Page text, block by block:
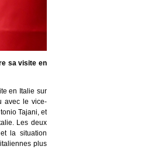
sa visite en
en Italie sur
avec le vice-
Tajani, et
Les deux
la situation
plus